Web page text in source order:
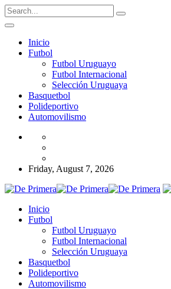
Inicio
Futbol
Futbol Uruguayo
Futbol Internacional
Selección Uruguaya
Basquetbol
Polideportivo
Automovilismo
Friday, August 7, 2026
Inicio
Futbol
Futbol Uruguayo
Futbol Internacional
Selección Uruguaya
Basquetbol
Polideportivo
Automovilismo